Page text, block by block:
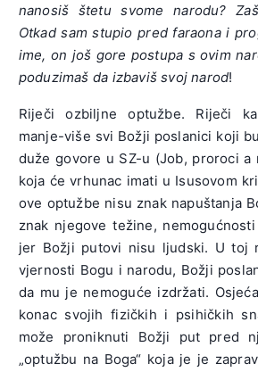
nanosiš štetu svome narodu?
Otkad sam stupio pred faraona i
ime, on još gore postupa s ovim
poduzimaš da izbaviš svoj narod!
Riječi ozbiljne optužbe. Riječi
manje-više svi Božji poslanici koji
duže govore u SZ-u (Job, proroci a
koja će vrhunac imati u Isusovom
ove optužbe nisu znak napuštanja
znak njegove težine,
jer Božji putovi nisu ljudski. U toj
vjernosti Bogu i narodu, Božji
da mu je nemoguće izdržati.
konac svojih fizičkih i psihičkih
može proniknuti Božji put pred
„optužbu na Boga“ koja je je